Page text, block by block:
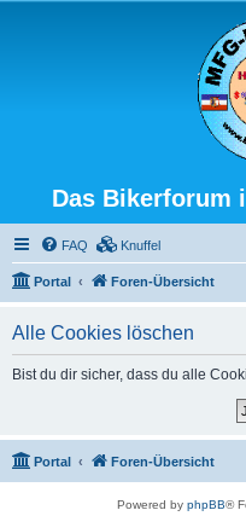
Das Bikerforum
FAQ Knuffel
Portal Foren-Übersicht
Alle Cookies löschen
Bist du dir sicher, dass du alle
Portal Foren-Übersicht
Powered by phpBB®